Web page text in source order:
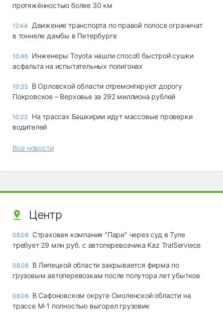
протяжённостью более 30 км
12:44
Движение транспорта по правой полосе ограничат
в тоннеле дамбы в Петербурге
10:46 Инженеры Toyota нашли способ быстрой сушки
асфальта на испытательных полигонах
10:35 В Орловской области отремонтируют дорогу
Покровское – Верховье за 292 миллиона рублей
10:23
На трассах Башкирии идут массовые проверки
водителей
Все новости
Центр
08.08 Страховая компания "Пари" через суд в Туле
требует 29 млн руб. с автоперевозчика Kaz TralServiece
08.08 В Липецкой области закрывается фирма по
грузовым автоперевозкам после полутора лет убытков
08.08 В Сафоновском округе Смоленской области на
трассе М-1 полностью выгорел грузовик